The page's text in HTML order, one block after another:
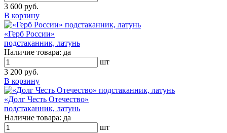
3 600 руб.
В корзину
«Герб России»
подстаканник, латунь
Наличие товара: да
шт
3 200 руб.
В корзину
«Долг Честь Отечество»
подстаканник, латунь
Наличие товара: да
шт